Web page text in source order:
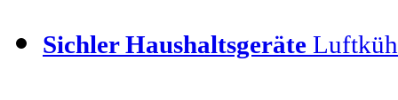
Sichler Haushaltsgeräte